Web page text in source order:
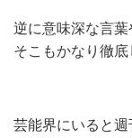
逆に意味深な言葉
そこもかなり徹底
芸能界にいると